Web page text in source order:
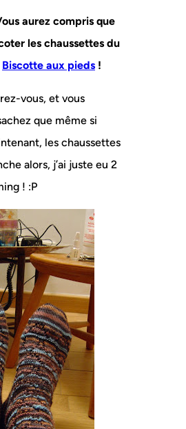
aurez compris que
les chaussettes du
Biscotte aux pieds !
vous, et vous
que même si
les chaussettes
alors, j’ai juste eu 2
! :P